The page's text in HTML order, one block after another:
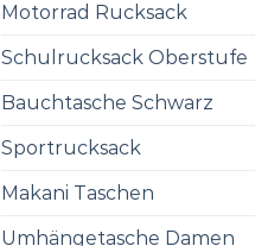
Motorrad Rucksack
Schulrucksack Oberstufe
Bauchtasche Schwarz
Sportrucksack
Makani Taschen
Umhängetasche Damen